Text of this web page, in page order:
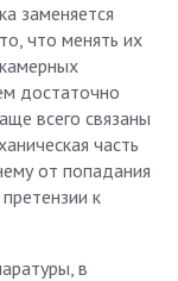
заменяется
что менять их
достаточно
всего связаны
часть
от попадания
к
в